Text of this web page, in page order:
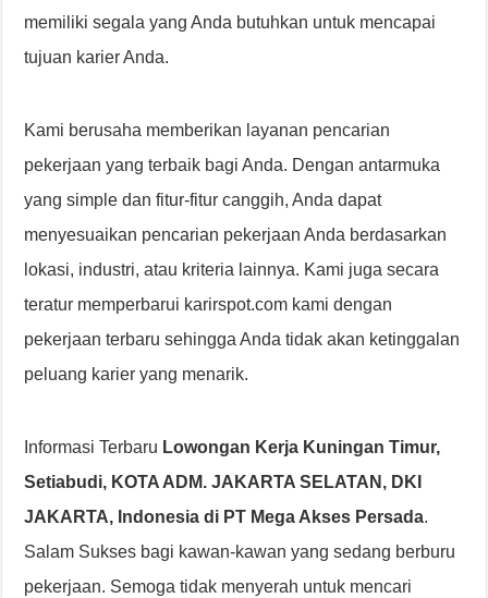
memiliki segala yang Anda butuhkan untuk mencapai
tujuan karier Anda.
Kami berusaha memberikan layanan pencarian
pekerjaan yang terbaik bagi Anda. Dengan antarmuka
yang simple dan fitur-fitur canggih, Anda dapat
menyesuaikan pencarian pekerjaan Anda berdasarkan
lokasi, industri, atau kriteria lainnya. Kami juga secara
teratur memperbarui karirspot.com kami dengan
pekerjaan terbaru sehingga Anda tidak akan ketinggalan
peluang karier yang menarik.
Informasi Terbaru Lowongan Kerja Kuningan Timur,
Setiabudi, KOTA ADM. JAKARTA SELATAN, DKI
JAKARTA, Indonesia di PT Mega Akses Persada.
Salam Sukses bagi kawan-kawan yang sedang berburu
pekerjaan. Semoga tidak menyerah untuk mencari